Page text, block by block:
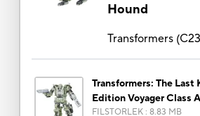
Hound
Transformers(
Transformers: The Last
Edition Voyager Class
FILSTORLEK: 8.83 MB